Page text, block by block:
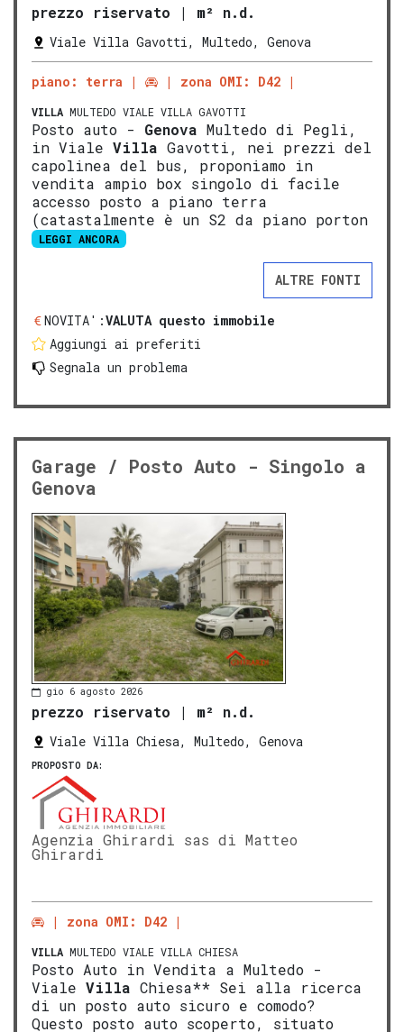
prezzo riservato | m² n.d.
Viale Villa Gavotti, Multedo, Genova
piano: terra zona OMI: D42
VILLA MULTEDO VIALE VILLA GAVOTTI
Posto auto - Genova Multedo di Pegli,
in Viale Villa Gavotti, nei prezzi del
capolinea del bus, proponiamo in
vendita ampio box singolo di facile
accesso posto a piano terra
(catastalmente è un S2 da piano porton
LEGGI ANCORA
ALTRE FONTI
NOVITA':VALUTA questo immobile
Aggiungi ai preferiti
Segnala un problema
Garage / Posto Auto - Singolo a
Genova
gio 6 agosto 2026
prezzo riservato | m² n.d.
Viale Villa Chiesa, Multedo, Genova
PROPOSTO DA:
Agenzia Ghirardi sas di Matteo
Ghirardi
zona OMI: D42
VILLA MULTEDO VIALE VILLA CHIESA
Posto Auto in Vendita a Multedo -
Viale Villa Chiesa** Sei alla ricerca
di un posto auto sicuro e comodo?
Questo posto auto scoperto, situato